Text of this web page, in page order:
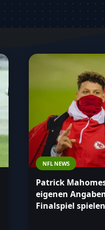
als
einen Blick.
NFL NEWS
Patrick
eigenen
Finalspiel spielen